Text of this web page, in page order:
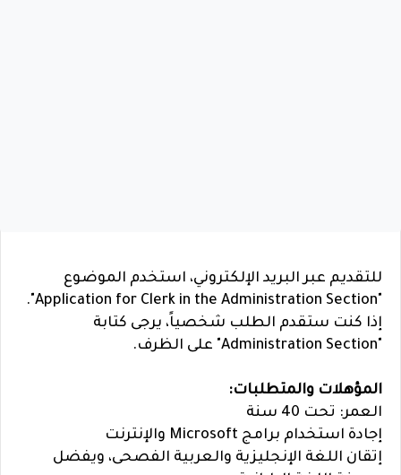
للتقديم عبر البريد الإلكتروني، استخدم الموضوع
"Application for Clerk in the Administration Section".
إذا كنت ستقدم الطلب شخصياً، يرجى كتابة
"Administration Section" على الظرف.
المؤهلات والمتطلبات:
العمر: تحت 40 سنة
إجادة استخدام برامج Microsoft والإنترنت
إتقان اللغة الإنجليزية والعربية الفصحى، ويفضل